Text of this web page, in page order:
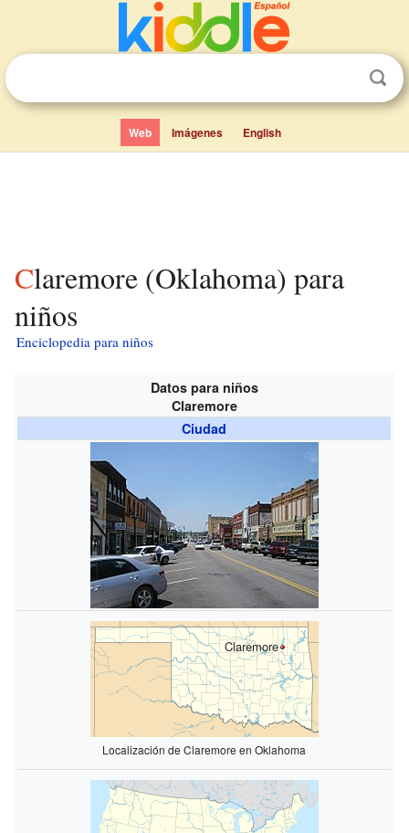
Web Imágenes English
Claremore (Oklahoma) para
niños
Enciclopedia para niños
Datos para niños
Claremore
Ciudad
Claremore
Localización de Claremore en Oklahoma